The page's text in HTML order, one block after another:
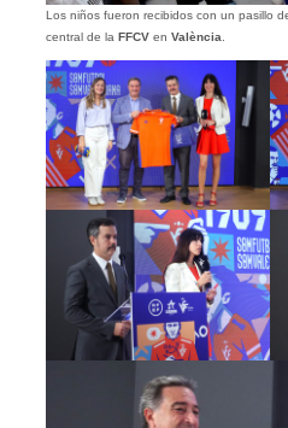
Los niños fueron recibidos con un pasillo
central de la FFCVen València